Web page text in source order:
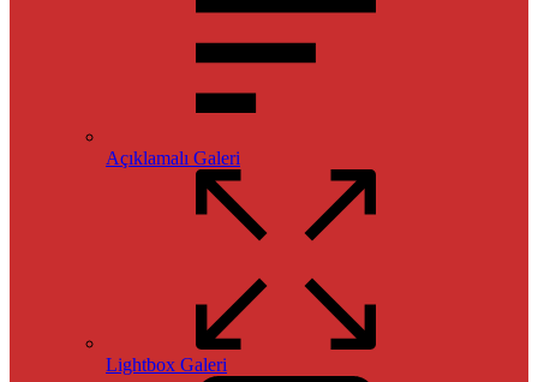
Açıklamalı Galeri
Lightbox Galeri